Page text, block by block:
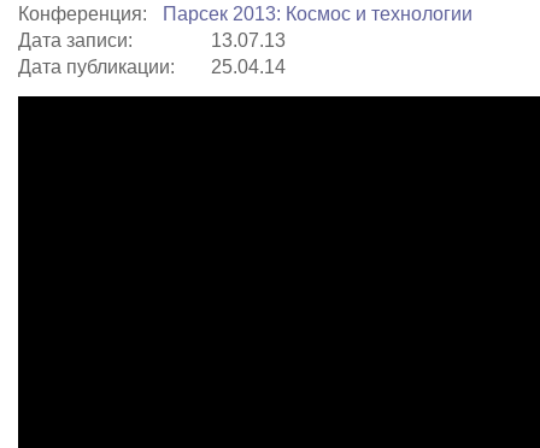
Конференция:
Парсек 2013: Космос и технологии
Дата записи:
13.07.13
Дата публикации:
25.04.14